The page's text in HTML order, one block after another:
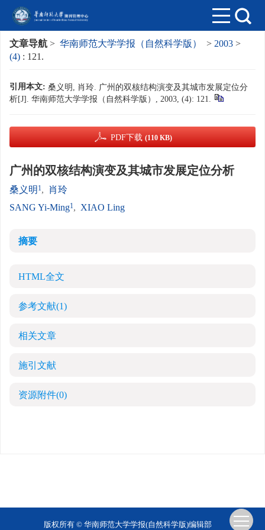
文章导航 > 华南师范大学学报（自然科学版） > 2003 >
(4) : 121.
引用本文: 桑义明, 肖玲. 广州的双核结构演变及其城市发展定位分
析[J]. 华南师范大学学报（自然科学版）, 2003, (4): 121.
PDF下载 (110 KB)
广州的双核结构演变及其城市发展定位分析
桑义明 1,
肖玲
SANG Yi-Ming1, XIAO Ling
摘要
HTML全文
参考文献(1)
相关文章
施引文献
资源附件(0)
版权所有 © 华南师范大学学报(自然科学版)编辑部